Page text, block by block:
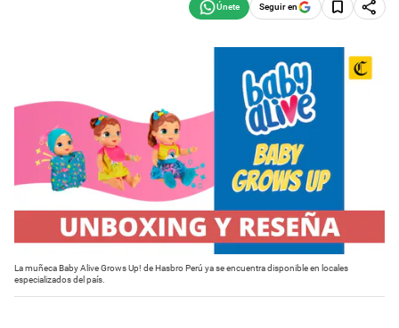
Seguir en
La muñeca Baby Alive Grows Up! de Hasbro Perú ya se encuentra disponible en locales
especializados del país.